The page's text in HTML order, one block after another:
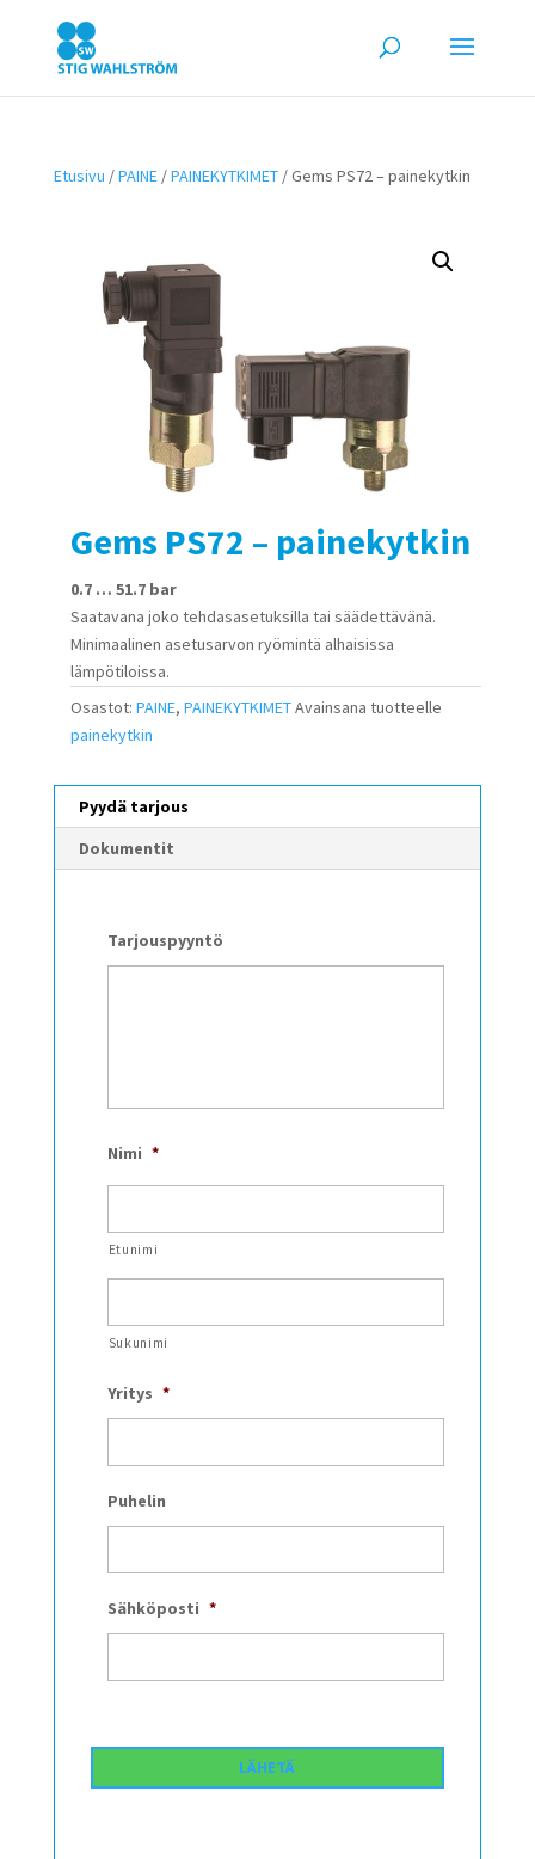
Etusivu /PAINE/PAINEKYTKIMET/ Gems PS72 – painekytkin
Gems PS72 – painekytkin
0.7 … 51.7 bar
Saatavana joko tehdasasetuksilla tai säädettävänä.
Minimaalinen asetusarvon ryömintä alhaisissa
lämpötiloissa.
Osastot: PAINE, PAINEKYTKIMETAvainsana tuotteelle
painekytkin
Pyydä tarjous
Dokumentit
Tarjouspyyntö
Nimi *
Etunimi
Sukunimi
Yritys *
Puhelin
Sähköposti *